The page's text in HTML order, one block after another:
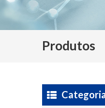
Produtos